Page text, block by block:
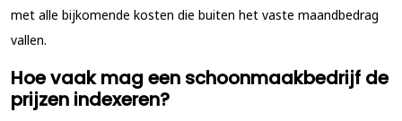
met alle bijkomende kosten die buiten het vaste maandbedrag
vallen.
Hoe vaak mag een schoonmaakbedrijf de
prijzen indexeren?